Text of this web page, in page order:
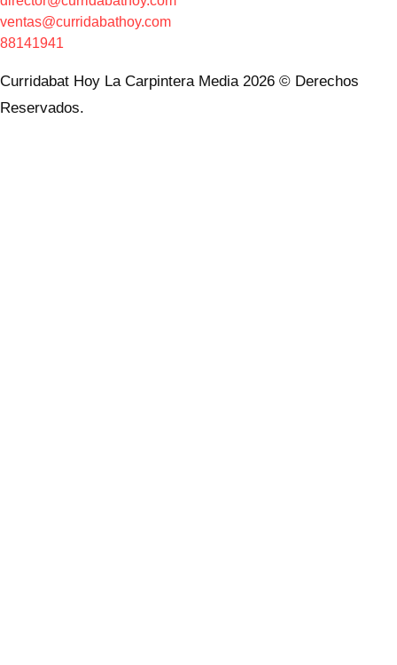
ventas@curridabathoy.com
88141941
Curridabat Hoy La Carpintera Media 2026 © Derechos
Reservados.